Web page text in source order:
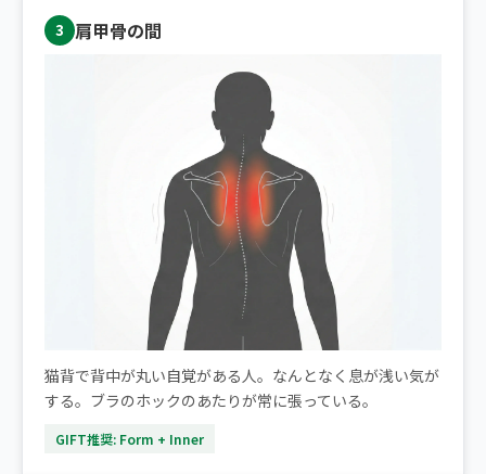
3 肩甲骨の間
猫背で背中が丸い自覚がある人。なんとなく息が浅い気が
する。ブラのホックのあたりが常に張っている。
GIFT推奨: Form + Inner